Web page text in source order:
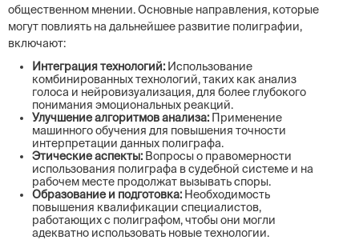
общественном мнении. Основные направления, которые
могут повлиять на дальнейшее развитие полиграфии,
включают:
Интеграция технологий: Использование
комбинированных технологий, таких как анализ
голоса и нейровизуализация, для более глубокого
понимания эмоциональных реакций.
Улучшение алгоритмов анализа: Применение
машинного обучения для повышения точности
интерпретации данных полиграфа.
Этические аспекты: Вопросы о правомерности
использования полиграфа в судебной системе и на
рабочем месте продолжат вызывать споры.
Образование и подготовка: Необходимость
повышения квалификации специалистов,
работающих с полиграфом, чтобы они могли
адекватно использовать новые технологии.